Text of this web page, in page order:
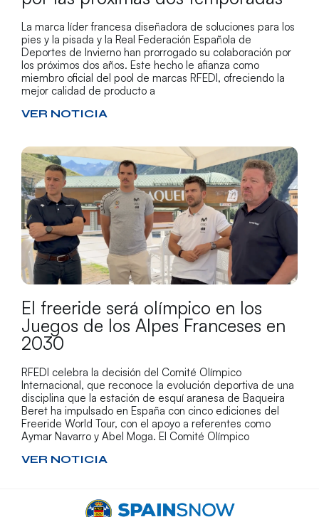
La marca líder francesa diseñadora de soluciones para los
pies y la pisada y la Real Federación Española de
Deportes de Invierno han prorrogado su colaboración por
los próximos dos años. Este hecho le afianza como
miembro oficial del pool de marcas RFEDI, ofreciendo la
mejor calidad de producto a
VER NOTICIA
El freeride será olímpico en los
Juegos de los Alpes Franceses en
2030
RFEDI celebra la decisión del Comité Olímpico
Internacional, que reconoce la evolución deportiva de una
disciplina que la estación de esquí aranesa de Baqueira
Beret ha impulsado en España con cinco ediciones del
Freeride World Tour, con el apoyo a referentes como
Aymar Navarro y Abel Moga. El Comité Olímpico
VER NOTICIA